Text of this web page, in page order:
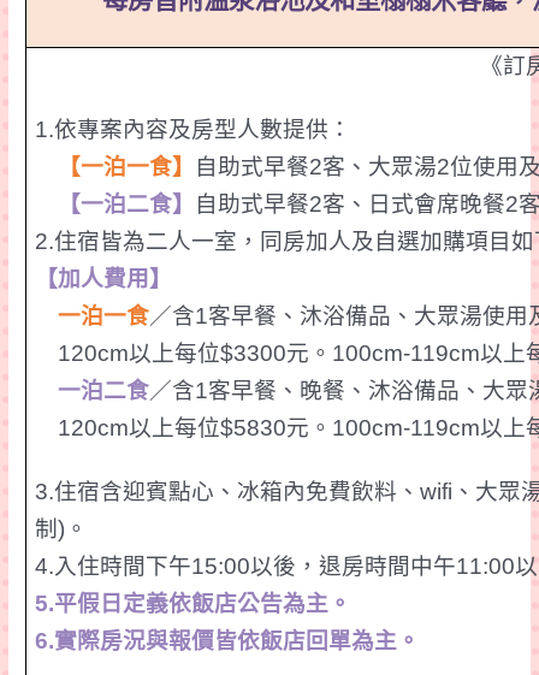
《訂
1.依專案內容及房型人數提供：
【一泊一食】
自助式早餐2客、大眾湯2位使用
【一泊二食】
自助式早餐2客、日式會席晚餐2
2.住宿皆為二人一室，同房加人及 自選加購項目
【加人費用】
一泊一食／含1客早餐、沐浴備品、大眾湯使用
120cm以上每位$3300元。100cm-119cm以上
一泊二食／含1客早餐、晚餐、沐浴備品、大眾
120cm以上每位$5830元。100cm-119cm以上
3.住宿含迎賓點心、冰箱內免費飲料、wifi 、大眾
制) 。
4.入住時間下午15:00以後，退房時間中午11:00
5.平假日定義依飯店公告為主。
6.實際房況與報價皆依飯店回單為主。